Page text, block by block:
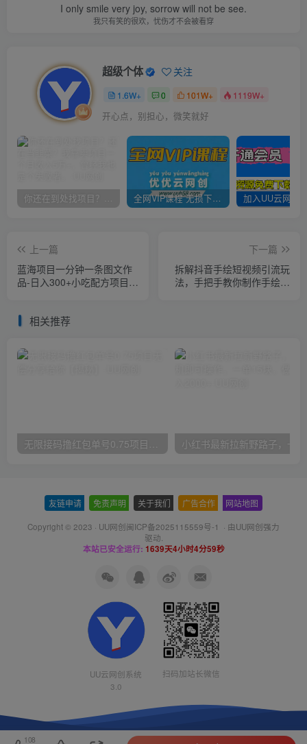
I only smile very joy, sorrow will not be see.
我只有笑的很欢，忧伤才不会被看穿
超级个体 关注
1.6W+ 0 101W+ 1119W+
开心点，别担心，微笑就好
你还在到处找项目？还在当韭菜？我靠卖项目一个月收入5万+，曾经我也是个失败者。 全网VIP课程 无损下载~
上一篇
蓝海项目一分钟一条图文作
品-日入300+小吃配方项目
下一篇
拆解抖音手绘短视频引流玩
法，手把手教你制作手绘视
相关推荐
无限接码撸红包单号0.75项目无偿分享给你【揭秘】
友链申请 免责声明 关于我们 广告合作 网站地图
Copyright © 2023 · UU网创闽ICP备2025115559号-1 · 由UU网创强力
驱动.
本站已安全运行: 1639天4小时4分59秒
UU云网创系统
3.0
扫码加站长微信
108